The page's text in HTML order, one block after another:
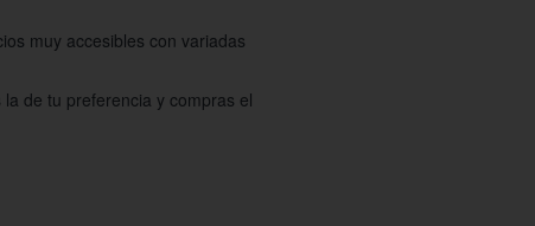
muy accesibles con variadas
de tu preferencia y compras el